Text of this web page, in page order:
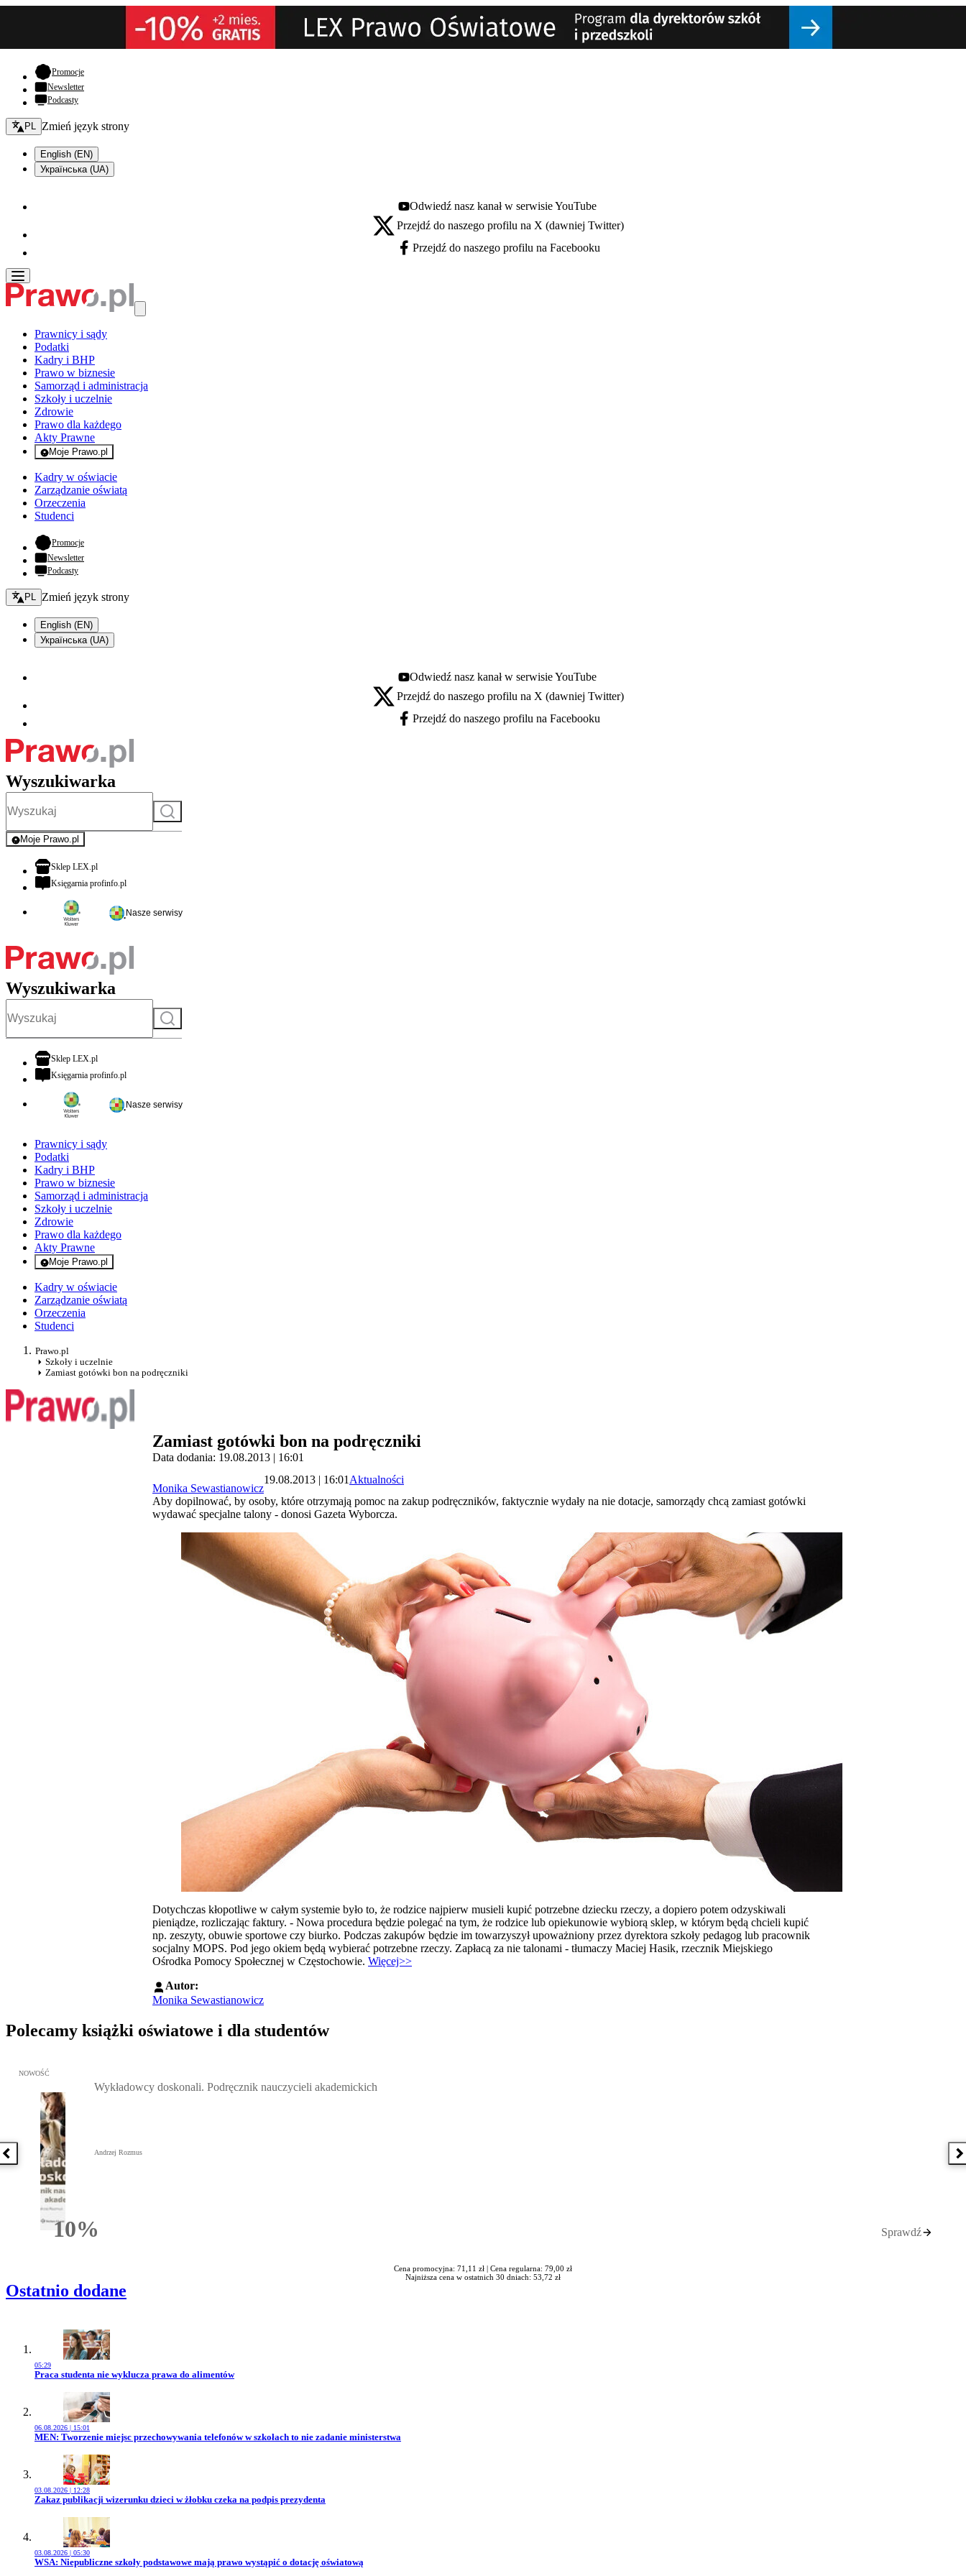
Promocje- otwiera się w nowej karcie
Newsletter
Podcasty
Zmień język - bieżący:
PL Zmień język strony
English (EN)
Українська (UA)
Youtube - otwiera się w nowej karcie
Odwiedź nasz kanał w serwisie YouTube
X - otwiera się w nowej karcie
Przejdź do naszego profilu na X (dawniej Twitter)
Facebook - otwiera się w nowej karcie
Przejdź do naszego profilu na Facebooku
Prawnicy i sądy
Podatki
Kadry i BHP
Prawo w biznesie
Samorząd i administracja
Szkoły i uczelnie
Zdrowie
Prawo dla każdego
Akty Prawne
Moje Prawo.pl
- rejestracja i logowanie do serwisu
Kadry w oświacie
Zarządzanie oświatą
Orzeczenia
Studenci
Promocje- otwiera się w nowej karcie
Newsletter
Podcasty
Zmień język - bieżący:
PL Zmień język strony
English (EN)
Українська (UA)
Youtube - otwiera się w nowej karcie
Odwiedź nasz kanał w serwisie YouTube
X - otwiera się w nowej karcie
Przejdź do naszego profilu na X (dawniej Twitter)
Facebook - otwiera się w nowej karcie
Przejdź do naszego profilu na Facebooku
Wyszukiwarka
Szukaj
Moje Prawo.pl
- rejestracja i logowanie do serwisu
Sklep LEX.plotwiera się w nowej karcie
Księgarnia profinfo.plotwiera się w nowej karcie
Nasze serwisy
Wyszukiwarka
Szukaj
Sklep LEX.plotwiera się w nowej karcie
Księgarnia profinfo.plotwiera się w nowej karcie
Nasze serwisy
Prawnicy i sądy
Podatki
Kadry i BHP
Prawo w biznesie
Samorząd i administracja
Szkoły i uczelnie
Zdrowie
Prawo dla każdego
Akty Prawne
Moje Prawo.pl
- rejestracja i logowanie do serwisu
Kadry w oświacie
Zarządzanie oświatą
Orzeczenia
Studenci
Prawo.pl
Szkoły i uczelnie
Zamiast gotówki bon na podręczniki
Zamiast gotówki bon na podręczniki
Data dodania: 19.08.2013 | 16:01
Monika Sewastianowicz
19.08.2013 | 16:01 Aktualności
Aby dopilnować, by osoby, które otrzymają pomoc na zakup podręczników, faktycznie wydały na nie dotacje, samorządy chcą zamiast gotówki
wydawać specjalne talony - donosi Gazeta Wyborcza.
Dotychczas kłopotliwe w całym systemie było to, że rodzice najpierw musieli kupić potrzebne dziecku rzeczy, a dopiero potem odzyskiwali
pieniądze, rozliczając faktury. - Nowa procedura będzie polegać na tym, że rodzice lub opiekunowie wybiorą sklep, w którym będą chcieli kupić
np. zeszyty, obuwie sportowe czy biurko. Podczas zakupów będzie im towarzyszył upoważniony przez dyrektora szkoły pedagog lub pracownik
socjalny MOPS. Pod jego okiem będą wybierać potrzebne rzeczy. Zapłacą za nie talonami - tłumaczy Maciej Hasik, rzecznik Miejskiego
Ośrodka Pomocy Społecznej w Częstochowie. Więcej>>
Autor:
Monika Sewastianowicz
Polecamy książki oświatowe i dla studentów
Poprzednia książka
Przejdź do: Wykładowcy doskonali. Podręcznik nauczycieli akademickich, Andrzej Rozmus - otwiera się w nowym oknie
NOWOŚĆ
10%Rabatu
Wykładowcy doskonali. Podręcznik nauczycieli akademickich
Andrzej Rozmus
Sprawdź
Cena promocyjna: 71,11 zł | Cena regularna: 79,00 zł
Najniższa cena w ostatnich 30 dniach: 53,72 zł
Ostatnio dodane
05:29
Przejdź do artykułu:
Praca studenta nie wyklucza prawa do alimentów
06.08.2026 | 15:01
Przejdź do artykułu:
MEN: Tworzenie miejsc przechowywania telefonów w szkołach to nie zadanie ministerstwa
03.08.2026 | 12:28
Przejdź do artykułu:
Zakaz publikacji wizerunku dzieci w żłobku czeka na podpis prezydenta
03.08.2026 | 05:30
Przejdź do artykułu:
WSA: Niepubliczne szkoły podstawowe mają prawo wystąpić o dotację oświatową